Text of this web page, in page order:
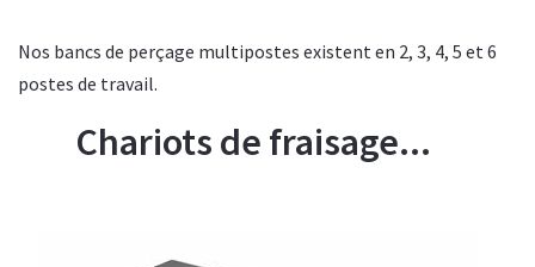
Nos bancs de perçage multipostes existent en 2, 3, 4, 5 et 6
postes de travail.
Chariots de fraisage...